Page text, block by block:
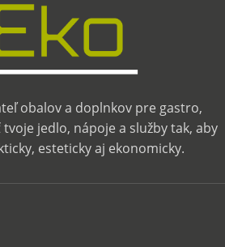
obalov a doplnkov pre gastro,
jedlo, nápoje a služby tak, aby
esteticky aj ekonomicky.